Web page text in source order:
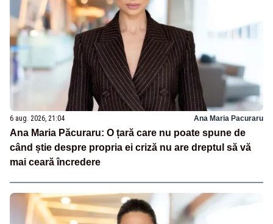
6 aug. 2026, 21:04 Ana Maria Pacuraru
Ana Maria Păcuraru: O țară care nu poate spune de
când știe despre propria ei criză nu are dreptul să vă
mai ceară încredere